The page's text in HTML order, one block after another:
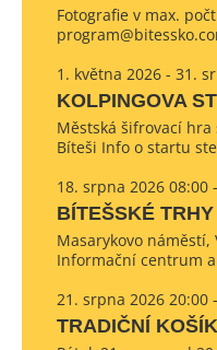
Fotografie v max.
1. května 2026 - 31.
KOLPINGOVA
Městská šifrovací
Bíteši Info o startu
18. srpna 2026 08:00
BÍTEŠSKÉ TRHY
Masarykovo náměstí,
Informační centrum
21. srpna 2026 20:00
TRADIČNÍ